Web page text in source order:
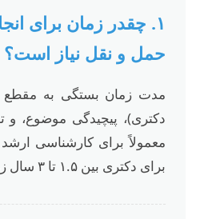
۱. چقدر زمان برای
حمل و نقل نیاز است؟
مدت زمان بستگی به مقطع
دکتری)، پیچیدگی موضوع، و
برای دکتری بین ۱.۵ تا ۳ سال زمان لازم است.